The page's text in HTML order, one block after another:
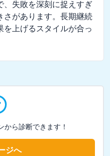
、失敗を深刻に捉えすぎ
さがあります。長期継続
上げるスタイルが合っ
から診断できます！
ジへ